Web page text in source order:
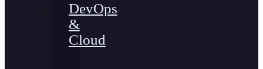
DevOps
&
Cloud